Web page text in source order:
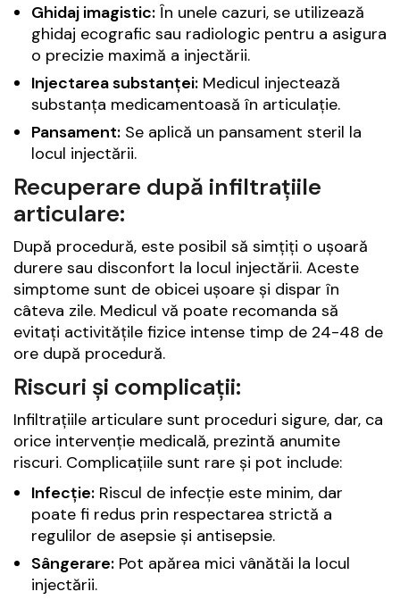
Ghidaj imagistic: În unele cazuri, se utilizează
ghidaj ecografic sau radiologic pentru a asigura
o precizie maximă a injectării.
Injectarea substanței: Medicul injectează
substanța medicamentoasă în articulație.
Pansament: Se aplică un pansament steril la
locul injectării.
Recuperare după infiltrațiile
articulare:
După procedură, este posibil să simțiți o ușoară
durere sau disconfort la locul injectării. Aceste
simptome sunt de obicei ușoare și dispar în
câteva zile. Medicul vă poate recomanda să
evitați activitățile fizice intense timp de 24-48 de
ore după procedură.
Riscuri și complicații:
Infiltrațiile articulare sunt proceduri sigure, dar, ca
orice intervenție medicală, prezintă anumite
riscuri. Complicațiile sunt rare și pot include:
Infecție: Riscul de infecție este minim, dar
poate fi redus prin respectarea strictă a
regulilor de asepsie și antisepsie.
Sângerare: Pot apărea mici vânătăi la locul
injectării.